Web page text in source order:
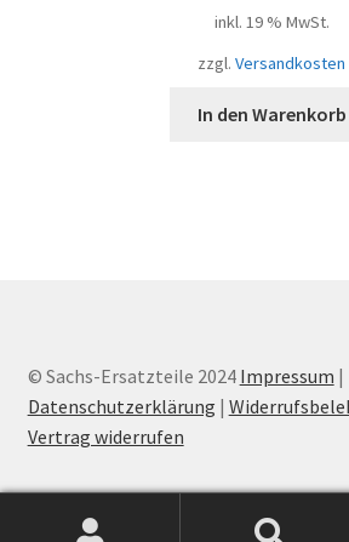
inkl. 19 % MwSt.
zzgl. Versandkosten
In den Warenkorb
© Sachs-Ersatzteile 2024 Impressum |
Datenschutzerklärung |
Vertrag widerrufen